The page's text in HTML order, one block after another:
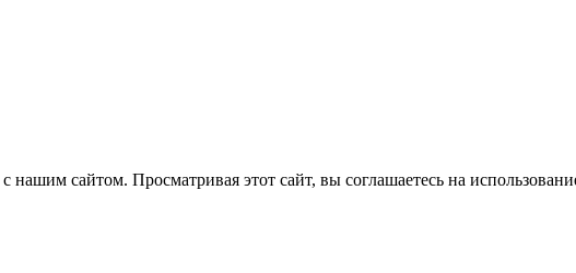
сайтом. Просматривая этот сайт, вы соглашаетесь на